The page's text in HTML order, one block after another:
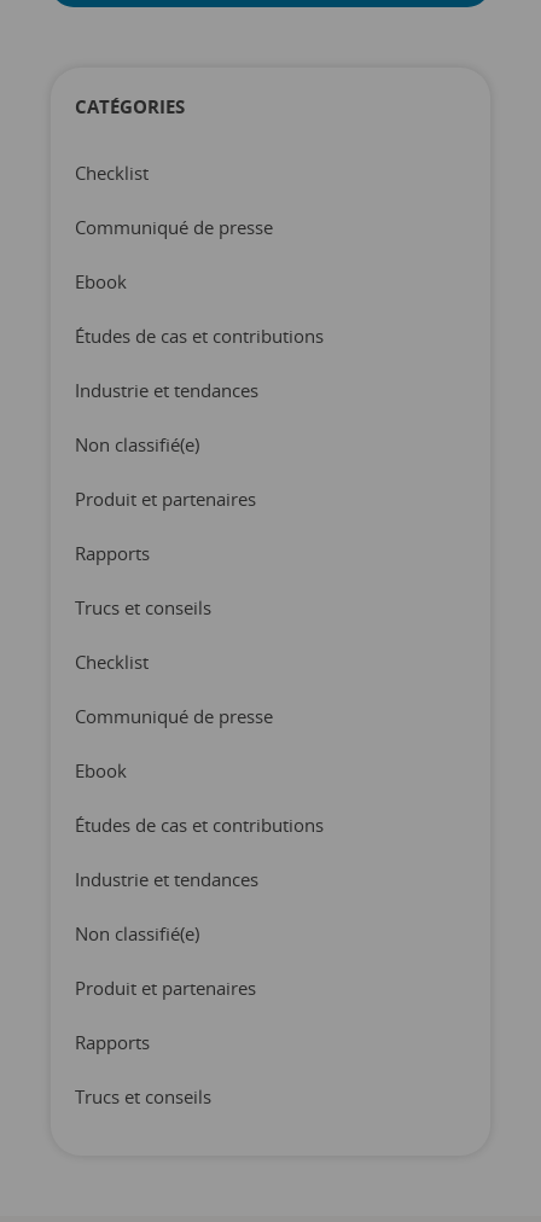
CATÉGORIES
Checklist
Communiqué de presse
Ebook
Études de cas et contributions
Industrie et tendances
Non classifié(e)
Produit et partenaires
Rapports
Trucs et conseils
Checklist
Communiqué de presse
Ebook
Études de cas et contributions
Industrie et tendances
Non classifié(e)
Produit et partenaires
Rapports
Trucs et conseils